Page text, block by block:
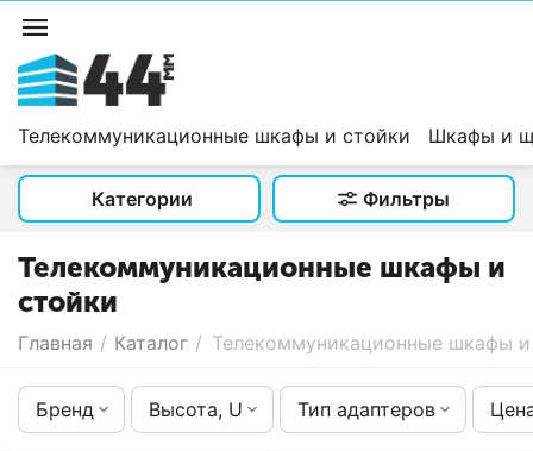
Телекоммуникационные шкафы и стойки Шкафы и
Категории Фильтры
Телекоммуникационные шкафы и
стойки
Главная / Каталог / Телекоммуникационные шкафы
Бренд Высота, U Тип адаптеров